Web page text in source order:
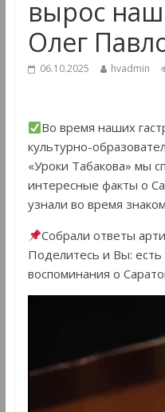
вырос наш
Олег
06.10.2025 hvadmin
Во время наших
культурно-
«Уроки Табакова» мы
интересные факты о
узнали во время
Собрали ответы
Поделитесь и Вы: есть
воспоминания о